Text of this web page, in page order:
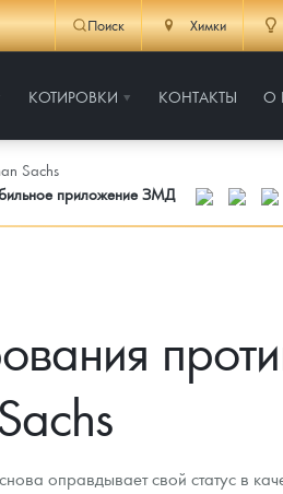
Поиск Химки
КОТИРОВКИ КОНТАКТЫ О
Sachs
приложение ЗМД
оправдывает свой статус в